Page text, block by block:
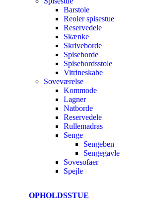
Barstole
Reoler spisestue
Reservedele
Skænke
Skriveborde
Spiseborde
Spisebordsstole
Vitrineskabe
Soveværelse
Kommode
Lagner
Natborde
Reservedele
Rullemadras
Senge
Sengeben
Sengegavle
Sovesofaer
Spejle
OPHOLDSSTUE